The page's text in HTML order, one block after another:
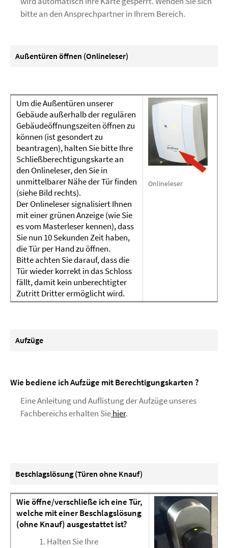
bitte an den Ansprechpartner in Ihrem Bereich.
Außentüren öffnen (Onlineleser)
Um die Außentüren unserer
Gebäude außerhalb der regulären
Gebäudeöffnungszeiten öffnen zu
können (ist gesondert zu
beantragen), halten Sie bitte Ihre
Schließberechtigungskarte an
den Onlineleser, den Sie in
unmittelbarer Nähe der Tür finden
(siehe Bild rechts).
Der Onlineleser signalisiert Ihnen
mit einer grünen Anzeige (wie Sie
es vom Masterleser kennen), dass
Sie nun 10 Sekunden Zeit haben,
die Tür per Hand zu öffnen.
Bitte achten Sie darauf, dass die
Tür wieder korrekt in das Schloss
fällt, damit kein unberechtigter
Zutritt Dritter ermöglicht wird.
Onlineleser
Aufzüge
Wie bediene ich Aufzüge mit Berechtigungskarten ?
Eine Anleitung und Auflistung der Aufzüge unseres
Fachbereichs erhalten Siehier.
Beschlagslösung (Türen ohne Knauf)
Wie öffne/verschließe ich eine Tür,
welche mit einer Beschlagslösung
(ohne Knauf) ausgestattet ist?
Halten Sie Ihre